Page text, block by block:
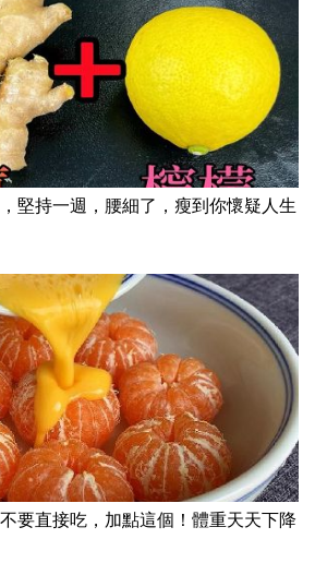
堅持一週，腰細了，瘦到你懷疑人生
要直接吃，加點這個！體重天天下降